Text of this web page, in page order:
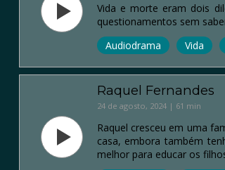
Vida e morte eram dois
questionamentos sem
Audiodrama
Vida
Raquel Fernandes
24 de agosto, 2024 | 61 min
Raquel cresceu em uma
casa, embora também
melhor para educar os